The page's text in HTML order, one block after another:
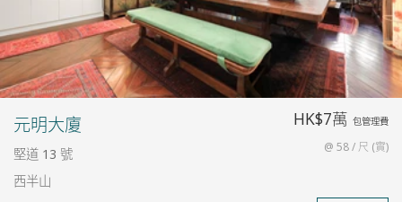
元明大廈
堅道 13 號
西半山
HK$7萬 包管理費
@ 58 / 尺 (實)